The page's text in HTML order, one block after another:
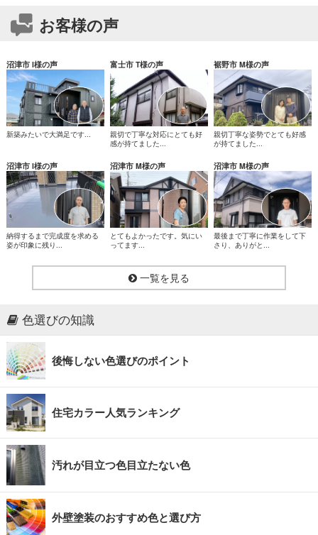
お客様の声
沼津市 I様の声
新築みたいで大満足です...
富士市 T様の声
親切で丁寧な対応にとても好
感が持てました...
裾野市 M様の声
親切丁寧な姿勢でとても好感
が持てました...
沼津市 I様の声
納得するまで完成度を求める
姿が印象に残り...
沼津市 M様の声
とてもよかったです。気にい
ってます...
沼津市 M様の声
最後まで丁寧に作業をして下
さり、ありがと...
一覧を見る
色選びの知識
後悔しない色選びのポイント
住宅カラー人気ランキング
汚れが目立つ色目立たない色
外壁塗装のおすすめ色と選び方